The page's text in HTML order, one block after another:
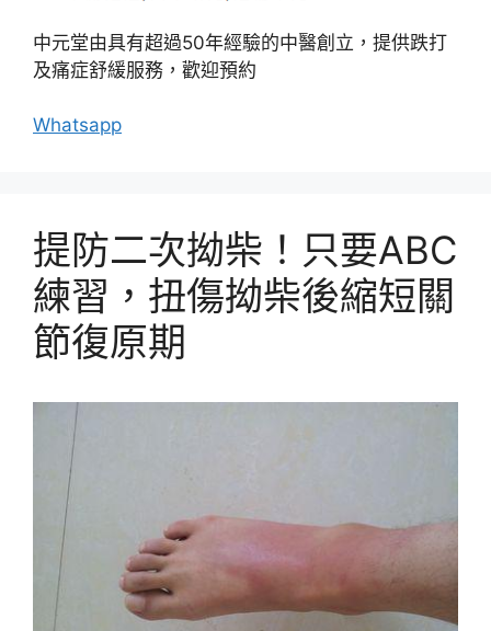
中元堂由具有超過50年經驗的中醫創立，提供跌打
及痛症舒緩服務，歡迎預約
Whatsapp
提防二次拗柴！只要ABC
練習，扭傷拗柴後縮短關
節復原期